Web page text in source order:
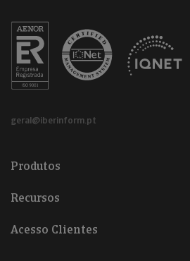
geral@iberinform.pt
Produtos
Recursos
Acesso Clientes